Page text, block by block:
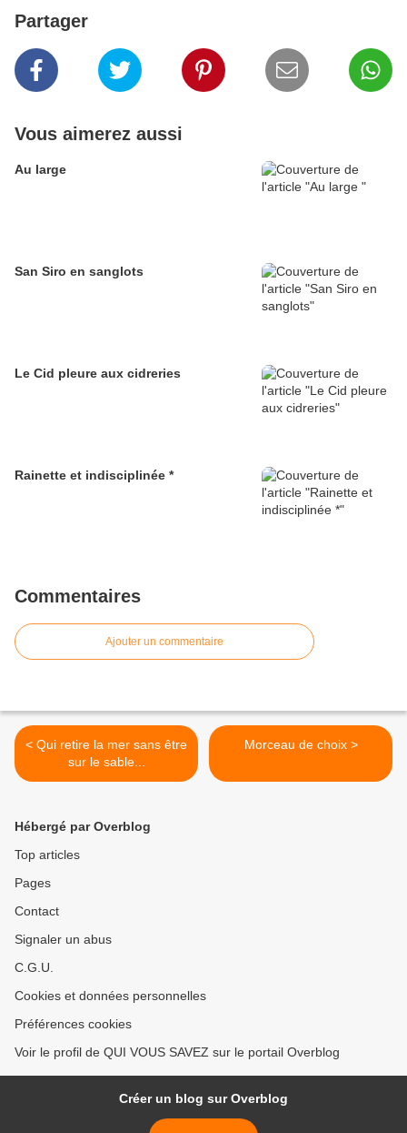
Partager
Vous aimerez aussi
Au large
San Siro en sanglots
Le Cid pleure aux cidreries
Rainette et indisciplinée *
Commentaires
Ajouter un commentaire
< Qui retire la mer sans être
sur le sable...
Morceau de choix >
Hébergé par Overblog
Top articles
Pages
Contact
Signaler un abus
C.G.U.
Cookies et données personnelles
Préférences cookies
Voir le profil de QUI VOUS SAVEZ sur le portail Overblog
Créer un blog sur Overblog